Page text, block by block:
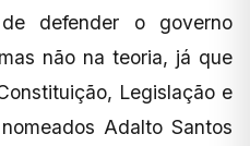
defender o governo
não na teoria, já que
Legislação e
Adalto Santos